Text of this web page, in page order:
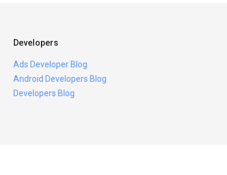
Developers
Ads Developer Blog
Android Developers Blog
Developers Blog